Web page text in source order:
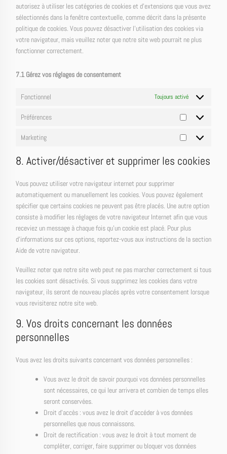
autorisez à utiliser les catégories de cookies et d’extensions que vous avez
sélectionnés dans la fenêtre contextuelle, comme décrit dans la présente
politique de cookies. Vous pouvez désactiver l’utilisation des cookies via
votre navigateur, mais veuillez noter que notre site web pourrait ne plus
fonctionner correctement.
7.1 Gérez vos réglages de consentement
Fonctionnel Toujours activé
Préférences
Préférences
Marketing
Marketing
8. Activer/désactiver et supprimer les cookies
Vous pouvez utiliser votre navigateur internet pour supprimer
automatiquement ou manuellement les cookies. Vous pouvez également
spécifier que certains cookies ne peuvent pas être placés. Une autre option
consiste à modifier les réglages de votre navigateur Internet afin que vous
receviez un message à chaque fois qu’un cookie est placé. Pour plus
d’informations sur ces options, reportez-vous aux instructions de la section
Aide de votre navigateur.
Veuillez noter que notre site web peut ne pas marcher correctement si tous
les cookies sont désactivés. Si vous supprimez les cookies dans votre
navigateur, ils seront de nouveau placés après votre consentement lorsque
vous revisiterez notre site web.
9. Vos droits concernant les données
personnelles
Vous avez les droits suivants concernant vos données personnelles :
Vous avez le droit de savoir pourquoi vos données personnelles
sont nécessaires, ce qui leur arrivera et combien de temps elles
seront conservées.
Droit d’accès : vous avez le droit d’accéder à vos données
personnelles que nous connaissons.
Droit de rectification : vous avez le droit à tout moment de
compléter, corriger, faire supprimer ou bloquer vos données